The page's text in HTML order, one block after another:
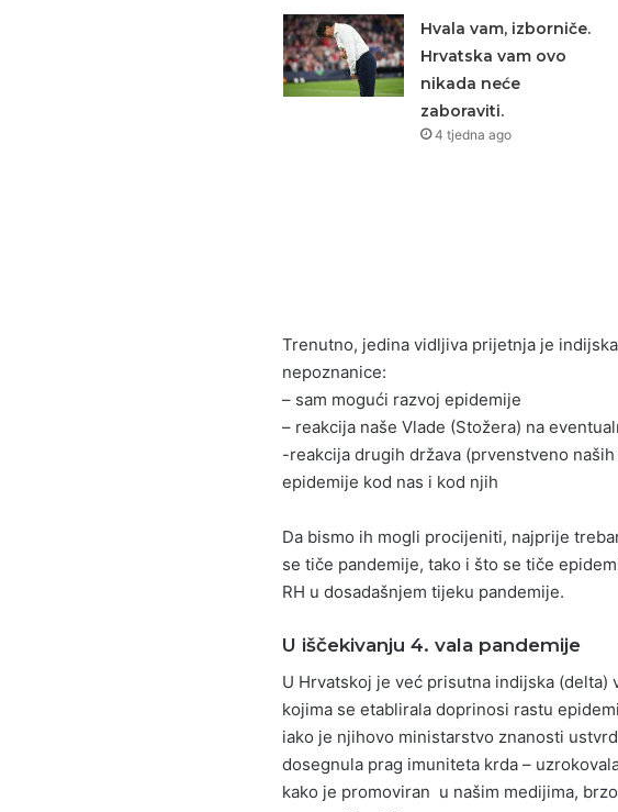
Hvala vam, izborniče.
Hrvatska vam ovo
nikada neće
zaboraviti.
4 tjedna ago
Trenutno, jedina vidljiva prijetnja je
nepoznanice:
– sam mogući razvoj epidemije
– reakcija naše Vlade (Stožera) na
-reakcija drugih država (prvenstveno
epidemije kod nas i kod njih
Da bismo ih mogli procijeniti, najprije
se tiče pandemije, tako i što se tiče
RH u dosadašnjem tijeku pandemije.
U iščekivanju 4. vala pandemije
U Hrvatskoj je već prisutna indijska
kojima se etablirala doprinosi rastu
iako je njihovo ministarstvo znanosti
dosegnula prag imuniteta krda –
kako je promoviran u našim medijima,